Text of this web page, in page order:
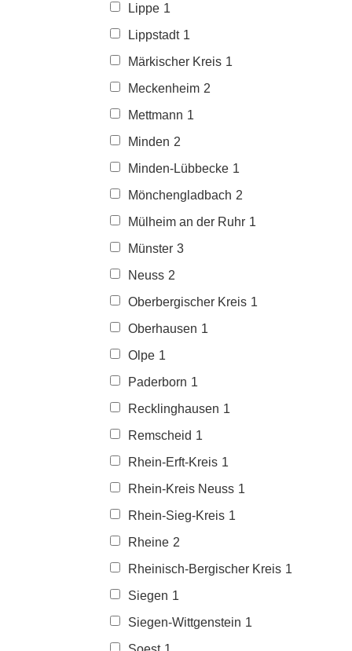
Lippe 1
Lippstadt 1
Märkischer Kreis 1
Meckenheim 2
Mettmann 1
Minden 2
Minden-Lübbecke 1
Mönchengladbach 2
Mülheim an der Ruhr 1
Münster 3
Neuss 2
Oberbergischer Kreis 1
Oberhausen 1
Olpe 1
Paderborn 1
Recklinghausen 1
Remscheid 1
Rhein-Erft-Kreis 1
Rhein-Kreis Neuss 1
Rhein-Sieg-Kreis 1
Rheine 2
Rheinisch-Bergischer Kreis 1
Siegen 1
Siegen-Wittgenstein 1